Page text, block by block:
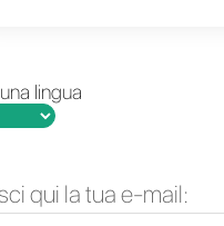
senza problemi.
questo è uno